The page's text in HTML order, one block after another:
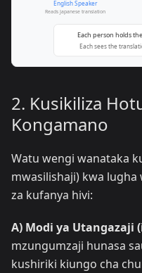
2. Kusikiliza
Kongamano
Watu wengi wanataka
mwasilishaji) kwa
za kufanya hivi:
A) Modi ya Utangazaji
mzungumzaji hunasa
kushiriki kiungo cha